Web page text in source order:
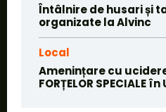
Întâlnire de husari și
organizate la Alvinc
Local
Amenințare cu
FORȚELOR SPECIALE